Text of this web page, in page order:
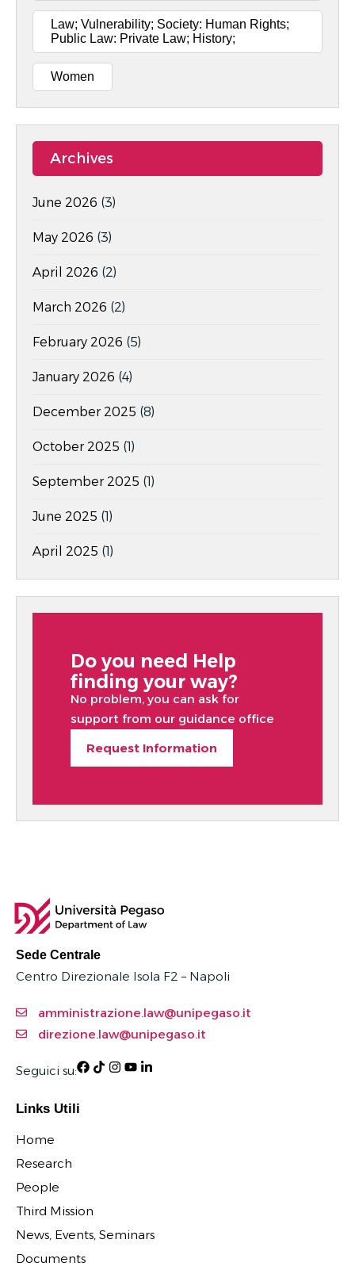
Law; Vulnerability; Society: Human Rights;
Public Law: Private Law; History;
Women
Archives
June 2026 (3)
May 2026 (3)
April 2026 (2)
March 2026 (2)
February 2026 (5)
January 2026 (4)
December 2025 (8)
October 2025 (1)
September 2025 (1)
June 2025 (1)
April 2025 (1)
Do you need Help
finding your way?
No problem, you can ask for
support from our guidance office
Request Information
Sede Centrale
Centro Direzionale Isola F2 – Napoli
amministrazione.law@unipegaso.it
direzione.law@unipegaso.it
Seguici su:
Links Utili
Home
Research
People
Third Mission
News, Events, Seminars
Documents